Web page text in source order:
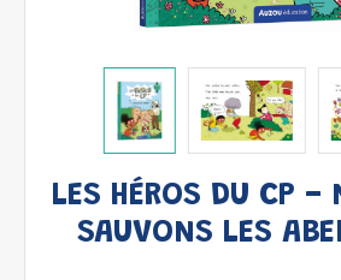
LES HÉROS DU CP
SAUVONS LES